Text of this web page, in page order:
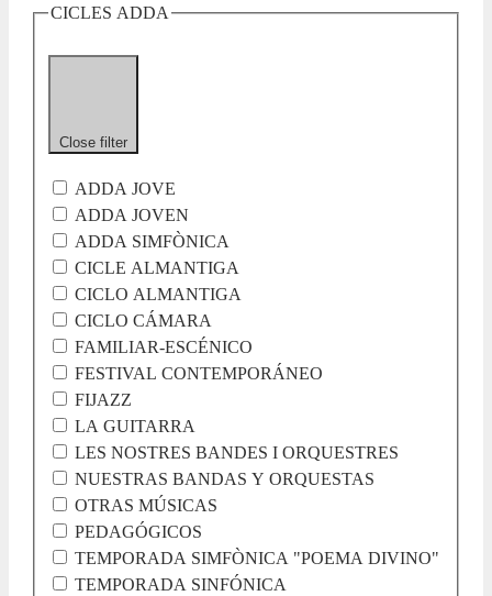
CICLES ADDA
Close filter
ADDA JOVE
ADDA JOVEN
ADDA SIMFÒNICA
CICLE ALMANTIGA
CICLO ALMANTIGA
CICLO CÁMARA
FAMILIAR-ESCÉNICO
FESTIVAL CONTEMPORÁNEO
FIJAZZ
LA GUITARRA
LES NOSTRES BANDES I ORQUESTRES
NUESTRAS BANDAS Y ORQUESTAS
OTRAS MÚSICAS
PEDAGÓGICOS
TEMPORADA SIMFÒNICA "POEMA DIVINO"
TEMPORADA SINFÓNICA